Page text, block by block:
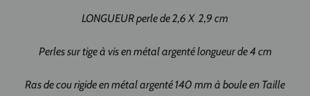
LONGUEUR perle de 2,6 X 2,9 cm
Perles sur tige à vis en métal argenté longueur de 4 cm
Ras de cou rigide en métal argenté 140 mm à boule en Taille